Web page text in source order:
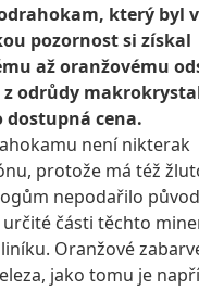
který byl v
pozornost si získal
až oranžovému
odrůdy
dostupná cena.
není nikterak
protože má též
nepodařilo původ
části těchto
Oranžové
jako tomu je